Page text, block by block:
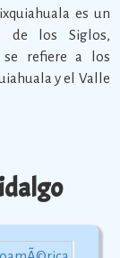
es un
de los Siglos,
se refiere a los
y el Valle